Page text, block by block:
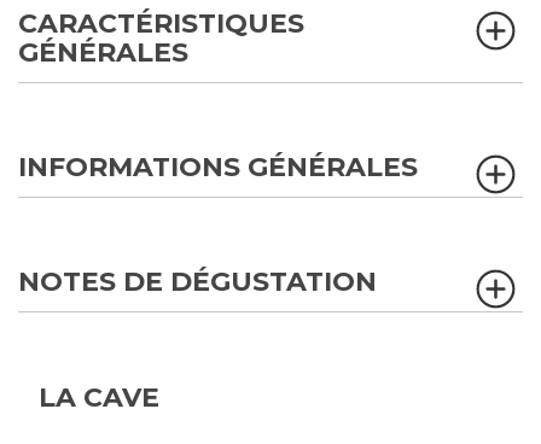
CARACTÉRISTIQUES
GÉNÉRALES
INFORMATIONS GÉNÉRALES
NOTES DE DÉGUSTATION
LA CAVE